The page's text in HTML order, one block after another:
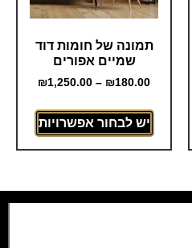
תמונה של חומות דוד
שמיים אפורים
₪180.00
–
₪1,250.00
יש לבחור אפשרויות